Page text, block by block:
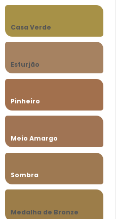
Casa Verde
Esturjão
Pinheiro
Meio Amargo
Sombra
Medalha de Bronze